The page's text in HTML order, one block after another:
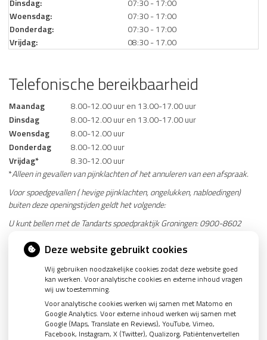
Dinsdag:
07:30 - 17:00
Woensdag:
07:30 - 17:00
Donderdag:
07:30 - 17:00
Vrijdag:
08:30 - 17.00
Telefonische bereikbaarheid
Maandag
8.00-12.00 uur en 13.00-17.00 uur
Dinsdag
8.00-12.00 uur en 13.00-17.00 uur
Woensdag
8.00-12.00 uur
Donderdag
8.00-12.00 uur
Vrijdag*
8.30-12.00 uur
*Alleen in gevallen van pijnklachten of het annuleren van een afspraak.
Voor spoedgevallen ( hevige pijnklachten, ongelukken, nabloedingen)
buiten deze openingstijden geldt het volgende:
U kunt bellen met de Tandarts spoedpraktijk Groningen: 0900-8602
Adres: Stationsstraat 5, 9711 AR Groningen
Website: www.tandartsspoedpraktijk.nl
Parkeren: Interparking Bios (bij Pathé bioscoop) Ruiterstraat 12,
9711 CD Groningen
Met OV: vanaf het hoofdstation Groningen 5 minuten lopen.
Deze website gebruikt cookies
Wij gebruiken noodzakelijke cookies zodat deze website goed
kan werken. Voor analytische cookies en externe inhoud vragen
wij uw toestemming.
Voor analytische cookies werken wij samen met Matomo en
Google Analytics. Voor externe inhoud werken wij samen met
Google (Maps, Translate en Reviews), YouTube, Vimeo,
Facebook, Instagram, X (Twitter), Qualizorg, Patiëntenvertellen